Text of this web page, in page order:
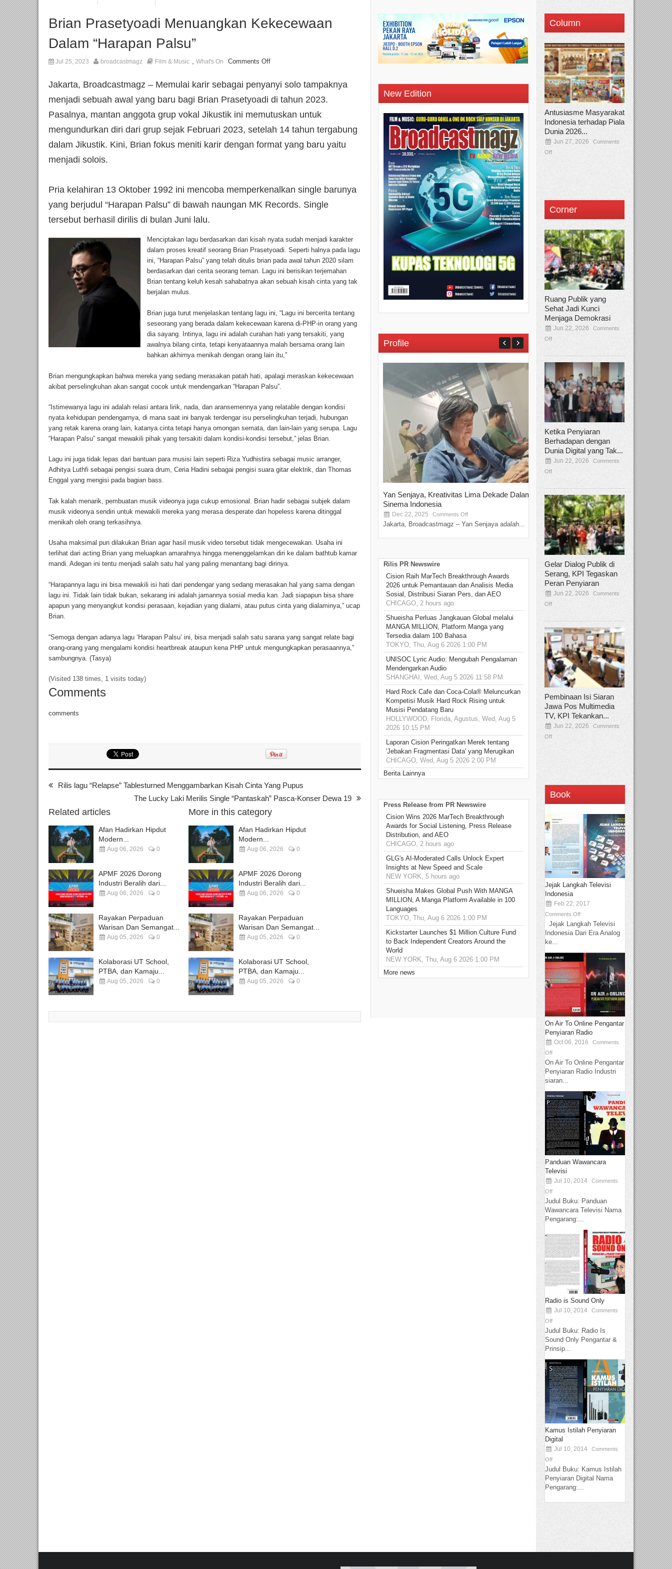
Brian Prasetyoadi Menuangkan Kekecewaan
Dalam “Harapan Palsu”
Jul 25, 2023 broadcastmagz Film & Music , What's On Comments Off
Jakarta, Broadcastmagz – Memulai karir sebagai penyanyi solo tampaknya
menjadi sebuah awal yang baru bagi Brian Prasetyoadi di tahun 2023.
Pasalnya, mantan anggota grup vokal Jikustik ini memutuskan untuk
mengundurkan diri dari grup sejak Februari 2023, setelah 14 tahun tergabung
dalam Jikustik. Kini, Brian fokus meniti karir dengan format yang baru yaitu
menjadi solois.
Pria kelahiran 13 Oktober 1992 ini mencoba memperkenalkan single barunya
yang berjudul “Harapan Palsu” di bawah naungan MK Records. Single
tersebut berhasil dirilis di bulan Juni lalu.
Menciptakan lagu berdasarkan dari kisah nyata sudah menjadi karakter
dalam proses kreatif seorang Brian Prasetyoadi. Seperti halnya pada lagu
ini, “Harapan Palsu” yang telah ditulis brian pada awal tahun 2020 silam
berdasarkan dari cerita seorang teman. Lagu ini berisikan terjemahan
Brian tentang keluh kesah sahabatnya akan sebuah kisah cinta yang tak
berjalan mulus.
Brian juga turut menjelaskan tentang lagu ini, “Lagu ini bercerita tentang
seseorang yang berada dalam kekecewaan karena di-PHP-in orang yang
dia sayang. Intinya, lagu ini adalah curahan hati yang tersakiti, yang
awalnya bilang cinta, tetapi kenyataannya malah bersama orang lain
bahkan akhirnya menikah dengan orang lain itu,”
Brian mengungkapkan bahwa mereka yang sedang merasakan patah hati, apalagi meraskan kekecewaan
akibat perselingkuhan akan sangat cocok untuk mendengarkan “Harapan Palsu”.
“Istimewanya lagu ini adalah relasi antara lirik, nada, dan aransemennya yang relatable dengan kondisi
nyata kehidupan pendengarnya, di mana saat ini banyak terdengar isu perselingkuhan terjadi, hubungan
yang retak karena orang lain, katanya cinta tetapi hanya omongan semata, dan lain-lain yang serupa. Lagu
“Harapan Palsu” sangat mewakili pihak yang tersakiti dalam kondisi-kondisi tersebut,” jelas Brian.
Lagu ini juga tidak lepas dari bantuan para musisi lain seperti Riza Yudhistira sebagai music arranger,
Adhitya Luthfi sebagai pengisi suara drum, Ceria Hadini sebagai pengisi suara gitar elektrik, dan Thomas
Enggal yang mengisi pada bagian bass.
Tak kalah menarik, pembuatan musik videonya juga cukup emosional. Brian hadir sebagai subjek dalam
musik videonya sendiri untuk mewakili mereka yang merasa desperate dan hopeless karena ditinggal
menikah oleh orang terkasihnya.
Usaha maksimal pun dilakukan Brian agar hasil musik video tersebut tidak mengecewakan. Usaha ini
terlihat dari acting Brian yang meluapkan amarahnya hingga menenggelamkan diri ke dalam bathtub kamar
mandi. Adegan ini tentu menjadi salah satu hal yang paling menantang bagi dirinya.
“Harapannya lagu ini bisa mewakili isi hati dari pendengar yang sedang merasakan hal yang sama dengan
lagu ini. Tidak lain tidak bukan, sekarang ini adalah jamannya sosial media kan. Jadi siapapun bisa share
apapun yang menyangkut kondisi perasaan, kejadian yang dialami, atau putus cinta yang dialaminya,” ucap
Brian.
“Semoga dengan adanya lagu ‘Harapan Palsu’ ini, bisa menjadi salah satu sarana yang sangat relate bagi
orang-orang yang mengalami kondisi heartbreak ataupun kena PHP untuk mengungkapkan perasaannya,”
sambungnya. (Tasya)
(Visited 138 times, 1 visits today)
Comments
comments
Rilis lagu “Relapse” Tablesturned Menggambarkan Kisah Cinta Yang Pupus
The Lucky Laki Merilis Single “Pantaskah” Pasca-Konser Dewa 19
Related articles
Afan Hadirkan Hipdut
Modern...
Aug 06, 2026 0
APMF 2026 Dorong
Industri Beralih dari...
Aug 06, 2026 0
Rayakan Perpaduan
Warisan Dan Semangat...
Aug 05, 2026 0
Kolaborasi UT School,
PTBA, dan Kamaju...
Aug 05, 2026 0
More in this category
Afan Hadirkan Hipdut
Modern...
Aug 06, 2026 0
APMF 2026 Dorong
Industri Beralih dari...
Aug 06, 2026 0
Rayakan Perpaduan
Warisan Dan Semangat...
Aug 05, 2026 0
Kolaborasi UT School,
PTBA, dan Kamaju...
Aug 05, 2026 0
New Edition
Profile
Yan Senjaya, Kreativitas Lima Dekade Dalam
Sinema Indonesia
Dec 22, 2025 Comments Off
Jakarta, Broadcastmagz – Yan Senjaya adalah...
Tamee Irelly Menjadi Juri Open
Film Terbaru...
Sep 08, 2025 Comments Off
Bekasi, Broadcastmagz – Dalam upaya
talenta...
Rilis PR Newswire
Cision Raih MarTech Breakthrough Awards
2026 untuk Pemantauan dan Analisis Media
Sosial, Distribusi Siaran Pers, dan AEO
CHICAGO, 2 hours ago
Shueisha Perluas Jangkauan Global melalui
MANGA MILLION, Platform Manga yang
Tersedia dalam 100 Bahasa
TOKYO, Thu, Aug 6 2026 1:00 PM
UNISOC Lyric Audio: Mengubah Pengalaman
Mendengarkan Audio
SHANGHAI, Wed, Aug 5 2026 11:58 PM
Hard Rock Cafe dan Coca-Cola® Meluncurkan
Kompetisi Musik Hard Rock Rising untuk
Musisi Pendatang Baru
HOLLYWOOD, Florida, Agustus, Wed, Aug 5
2026 10:15 PM
Laporan Cision Peringatkan Merek tentang
'Jebakan Fragmentasi Data' yang Merugikan
CHICAGO, Wed, Aug 5 2026 2:00 PM
Berita Lainnya
Press Release from PR Newswire
Cision Wins 2026 MarTech Breakthrough
Awards for Social Listening, Press Release
Distribution, and AEO
CHICAGO, 2 hours ago
GLG's AI-Moderated Calls Unlock Expert
Insights at New Speed and Scale
NEW YORK, 5 hours ago
Shueisha Makes Global Push With MANGA
MILLION, A Manga Platform Available in 100
Languages
TOKYO, Thu, Aug 6 2026 1:00 PM
Kickstarter Launches $1 Million Culture Fund
to Back Independent Creators Around the
World
NEW YORK, Thu, Aug 6 2026 1:00 PM
More news
Column
Antusiasme Masyarakat
Indonesia terhadap Piala
Dunia 2026...
Jun 27, 2026
Comments
Off
Corner
Ruang Publik yang
Sehat Jadi Kunci
Menjaga Demokrasi
Jun 22, 2026
Comments
Off
Ketika Penyiaran
Berhadapan dengan
Dunia Digital yang Tak...
Jun 22, 2026
Comments
Off
Gelar Dialog Publik di
Serang, KPI Tegaskan
Peran Penyiaran
Jun 22, 2026
Comments
Off
Pembinaan Isi Siaran
Jawa Pos Multimedia
TV, KPI Tekankan...
Jun 22, 2026
Comments
Off
Book
Jejak Langkah Televisi
Indonesia
Feb 22, 2017
Comments Off
Jejak Langkah Televisi
Indonesia Dari Era Analog
ke...
On Air To Online Pengantar
Penyiaran Radio
Oct 06, 2016
Comments
Off
On Air To Online Pengantar
Penyiaran Radio Industri
siaran...
Panduan Wawancara
Televisi
Jul 10, 2014
Comments
Off
Judul Buku: Panduan
Wawancara Televisi Nama
Pengarang:...
Radio is Sound Only
Jul 10, 2014
Comments
Off
Judul Buku: Radio Is
Sound Only Pengantar &
Prinsip...
Kamus Istilah Penyiaran
Digital
Jul 10, 2014
Comments
Off
Judul Buku: Kamus Istilah
Penyiaran Digital Nama
Pengarang:...